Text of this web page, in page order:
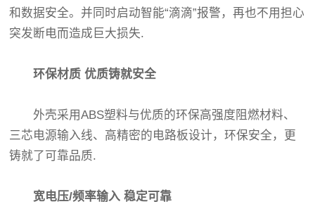
和数据安全。并同时启动智能“滴滴”报警，再也不用担心
突发断电而造成巨大损失.
环保材质 优质铸就安全
外壳采用ABS塑料与优质的环保高强度阻燃材料、
三芯电源输入线、高精密的电路板设计，环保安全，更
铸就了可靠品质.
宽电压/频率输入 稳定可靠